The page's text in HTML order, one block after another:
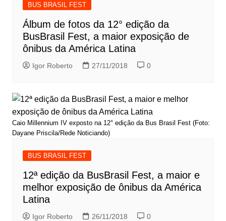
BUS BRASIL FEST
Álbum de fotos da 12° edição da
BusBrasil Fest, a maior exposição de
ônibus da América Latina
Igor Roberto 27/11/2018 0
Caio Millennium IV exposto na 12° edição da Bus Brasil Fest (Foto:
Dayane Priscila/Rede Noticiando)
BUS BRASIL FEST
12ª edição da BusBrasil Fest, a maior e
melhor exposição de ônibus da América
Latina
Igor Roberto 26/11/2018 0